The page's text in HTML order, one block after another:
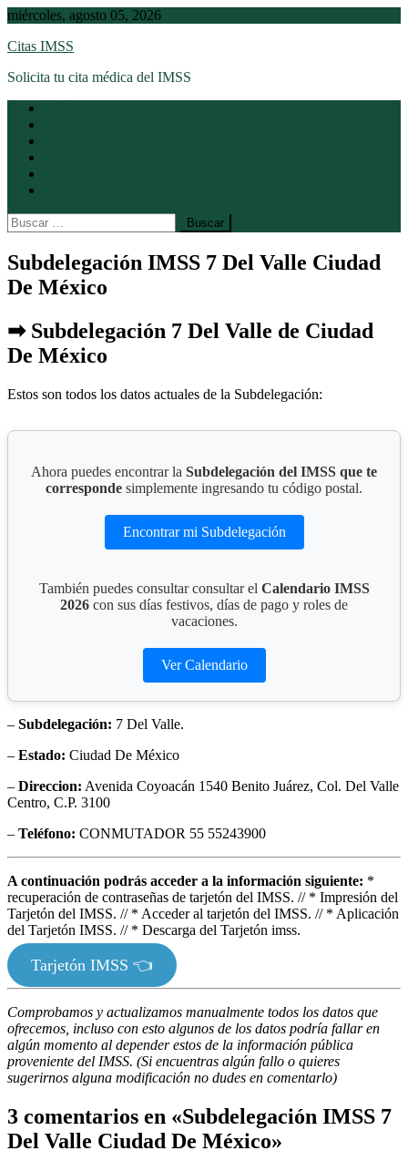
Saltar
contenido
miércoles, agosto 05, 2026
Citas IMSS
Solicita tu cita médica del IMSS
Buscar:
Subdelegación IMSS 7 Del Valle Ciudad
De México
➡ Subdelegación 7 Del Valle de Ciudad
De México
Estos son todos los datos actuales de la Subdelegación:
Ahora puedes encontrar la Subdelegación del IMSS que te
corresponde simplemente ingresando tu código postal.
Encontrar mi Subdelegación
También puedes consultar consultar el Calendario IMSS
2026 con sus días festivos, días de pago y roles de
vacaciones.
Ver Calendario
– Subdelegación: 7 Del Valle.
– Estado: Ciudad De México
– Direccion: Avenida Coyoacán 1540 Benito Juárez, Col. Del Valle
Centro, C.P. 3100
– Teléfono: CONMUTADOR 55 55243900
A continuación podrás acceder a la información siguiente: *
recuperación de contraseñas de tarjetón del IMSS. // * Impresión del
Tarjetón del IMSS. // * Acceder al tarjetón del IMSS. // * Aplicación
del Tarjetón IMSS. // * Descarga del Tarjetón imss.
Tarjetón IMSS 👈
Comprobamos y actualizamos manualmente todos los datos que
ofrecemos, incluso con esto algunos de los datos podría fallar en
algún momento al depender estos de la información pública
proveniente del IMSS. (Si encuentras algún fallo o quieres
sugerirnos alguna modificación no dudes en comentarlo)
3 comentarios en «Subdelegación IMSS 7
Del Valle Ciudad De México»